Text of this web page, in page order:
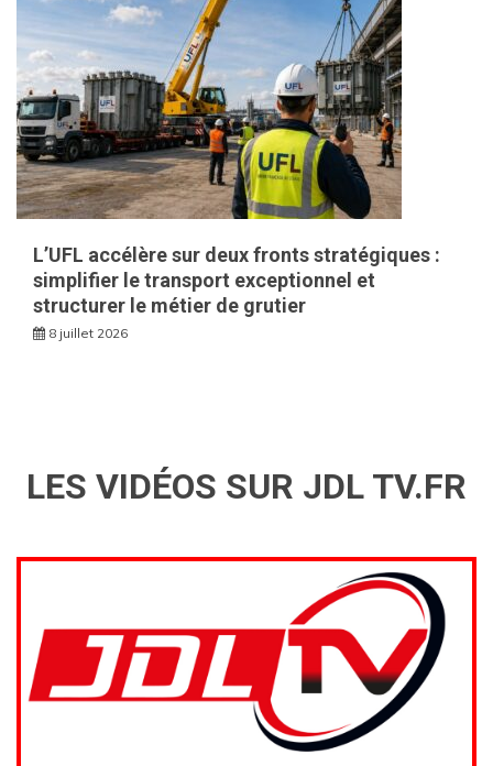
L’UFL accélère sur deux fronts stratégiques :
simplifier le transport exceptionnel et
structurer le métier de grutier
8 juillet 2026
LES VIDÉOS SUR JDL TV.FR